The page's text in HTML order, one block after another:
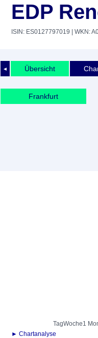
EDP
ISIN: ES0127797019 | WKN:
◄ Übersicht
Frankfurt
TagWoche1
► Chartanalyse